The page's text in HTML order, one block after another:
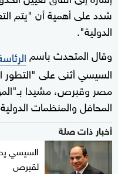
شدد على أهمية أن "يتم
الدولية".
وقال المتحدث باسم
السيسي أثنى على "التطور
مصر وقبرص، مشيدا
المحافل والمنظمات
أخبار ذات صلة
السيسي
لقبرص